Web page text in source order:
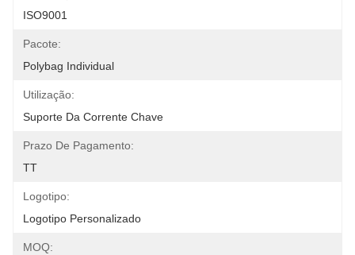
ISO9001
Pacote:
Polybag Individual
Utilização:
Suporte Da Corrente Chave
Prazo De Pagamento:
TT
Logotipo:
Logotipo Personalizado
MOQ: